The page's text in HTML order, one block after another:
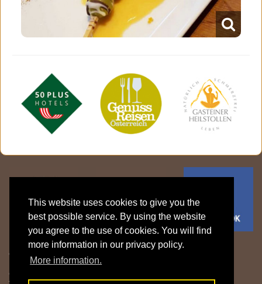
This website uses cookies to give you the
best possible service. By using the website
you agree to the use of cookies. You will find
more information in our privacy policy.
More information.
Gasthof Klammstein | Familie Fritzenwanker
Klammstein 15 | 5632 Dorfgastein | Gasteinertal | Salzburger Land |
Österreich